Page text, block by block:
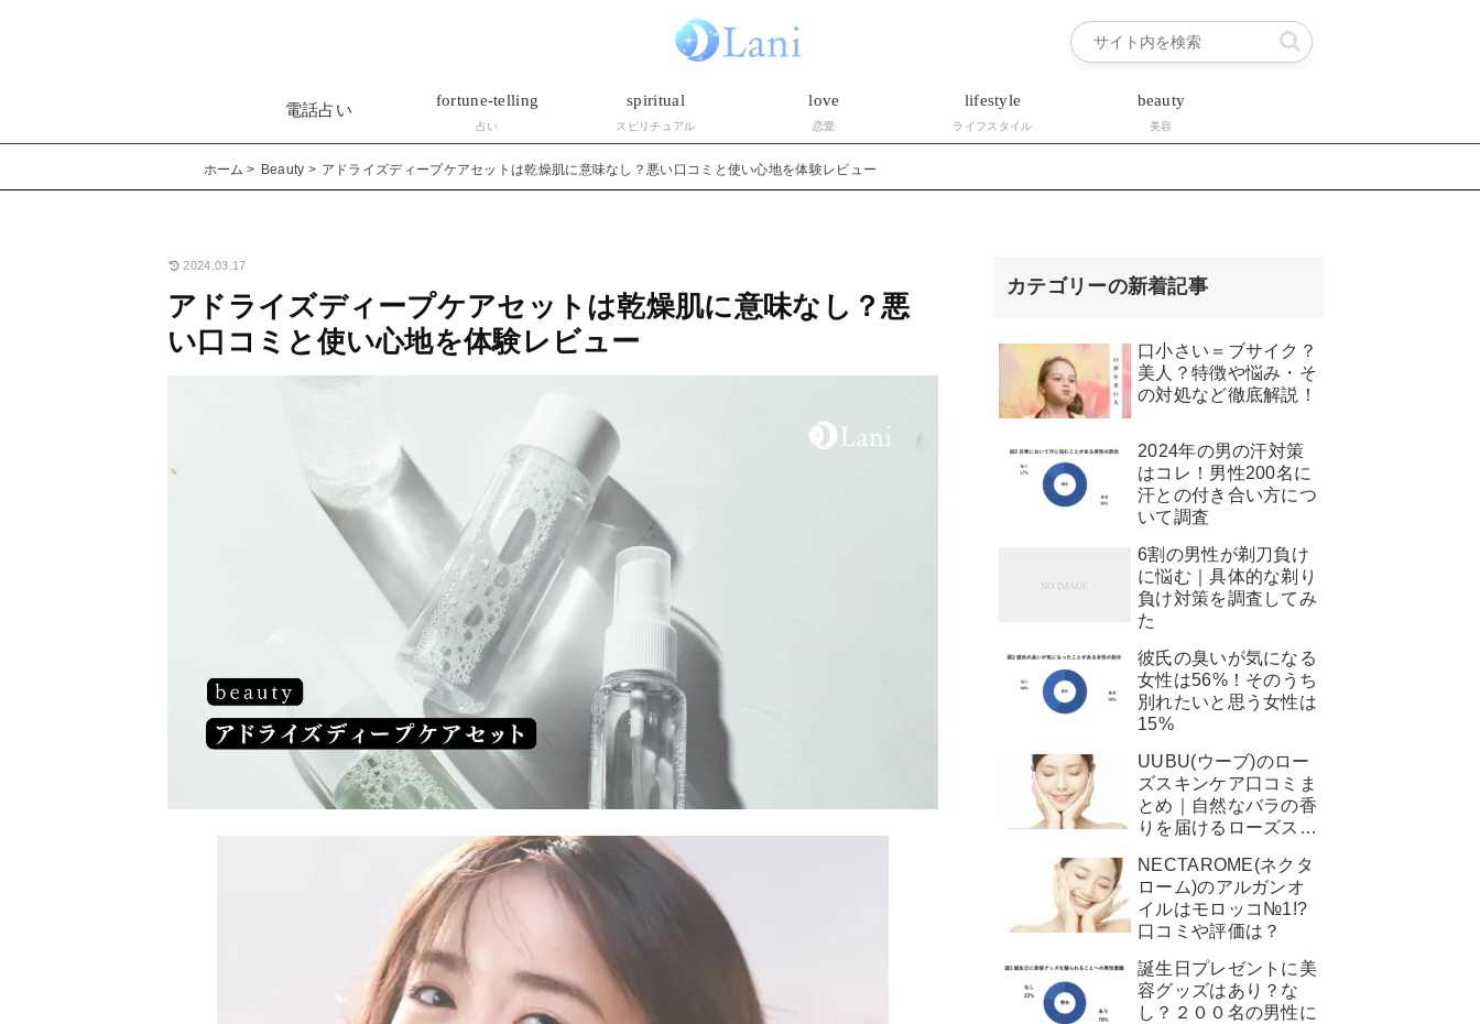
電話占い
fortune-telling
占い
spiritual
スピリチュアル
love
恋愛
lifestyle
ライフスタイル
beauty
美容
ホーム Beauty アドライズディープケアセットは乾燥肌に意味なし？悪い口コミと使い心地を体験レビュー
2024.03.17
アドライズディープケアセットは乾燥肌に意味なし？悪
い口コミと使い心地を体験レビュー
カテゴリーの新着記事
口小さい＝ブサイク？
美人？特徴や悩み・そ
の対処など徹底解説！
2024年の男の汗対策
はコレ！男性200名に
汗との付き合い方につ
いて調査
6割の男性が剃刀負け
に悩む｜具体的な剃り
負け対策を調査してみ
た
彼氏の臭いが気になる
女性は56%！そのうち
別れたいと思う女性は
15%
UUBU(ウーブ)のロー
ズスキンケア口コミま
とめ｜自然なバラの香
りを届けるローズスキ
NECTAROME(ネクタ
ローム)のアルガンオ
イルはモロッコ№1!?
口コミや評価は？
誕生日プレゼントに美
容グッズはあり？な
し？２００名の男性に